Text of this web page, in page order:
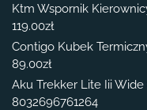
Ktm Wspornik
119.00zł
Contigo Kubek
89.00zł
Aku Trekker Lite Iii
8032696761264